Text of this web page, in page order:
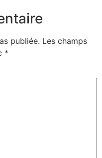
publiée. Les champs
*